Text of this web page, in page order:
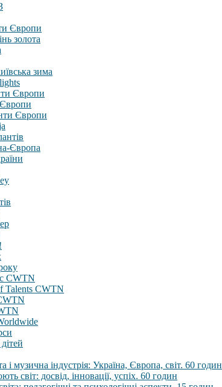
Європи
золота
зима
Європи
Європи
Європа
CWTN
Talents CWTN
і музична індустрія: Україна, Європа, світ. 60 годин
світ: досвід, інновації, успіх. 60 годин